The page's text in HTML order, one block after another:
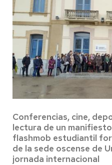
Conferencias, cine,
lectura de un
flashmob estudiantil
de la sede oscense de
jornada internacional